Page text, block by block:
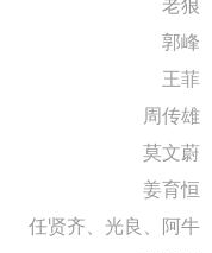
老狼
郭峰
王菲
周传雄
莫文蔚
姜育恒
任贤齐、光良、阿牛